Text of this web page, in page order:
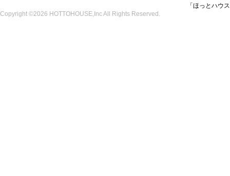
「ほっとハウ
Copyright ©2026 HOTTOHOUSE,Inc All Rights Reserved.